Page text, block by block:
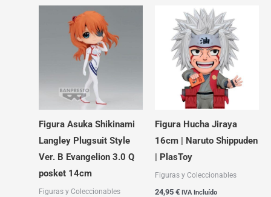
Figura Asuka Shikinami
Langley Plugsuit Style
Ver. B Evangelion 3.0 Q
posket 14cm
Figuras y Coleccionables
Figura Hucha Jiraya
16cm | Naruto Shippuden
| PlasToy
Figuras y Coleccionables
24,95 € IVA Incluído